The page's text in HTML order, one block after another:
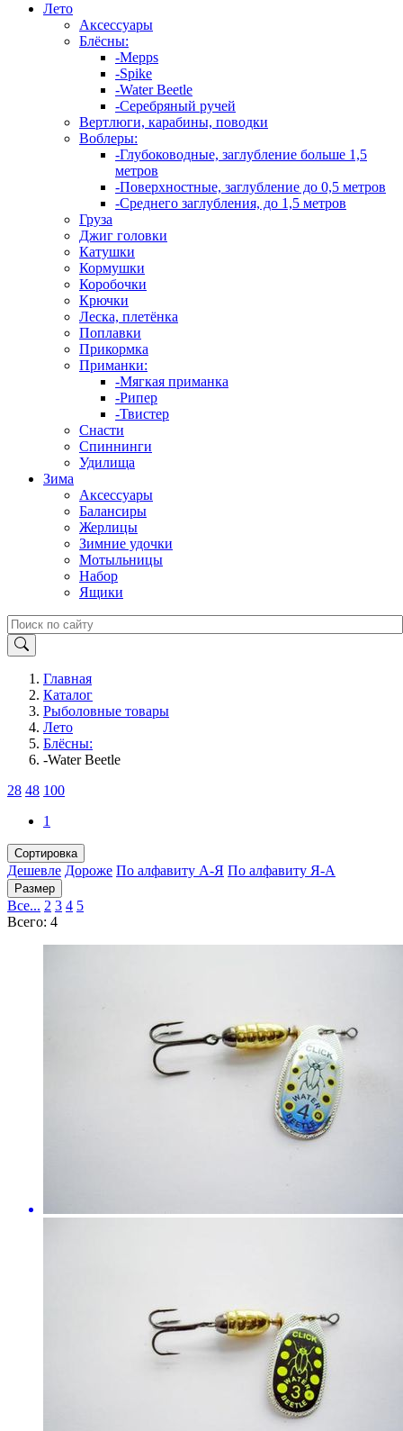
Лето
Аксессуары
Блёсны:
-Mepps
-Spike
-Water Beetle
-Серебряный ручей
Вертлюги, карабины, поводки
Воблеры:
-Глубоководные, заглубление больше 1,5
метров
-Поверхностные, заглубление до 0,5 метров
-Среднего заглубления, до 1,5 метров
Груза
Джиг головки
Катушки
Кормушки
Коробочки
Крючки
Леска, плетёнка
Поплавки
Прикормка
Приманки:
-Мягкая приманка
-Рипер
-Твистер
Снасти
Спиннинги
Удилища
Зима
Аксессуары
Балансиры
Жерлицы
Зимние удочки
Мотыльницы
Набор
Ящики
Главная
Каталог
Рыболовные товары
Лето
Блёсны:
-Water Beetle
28 48 100
1
Сортировка
Дешевле Дороже По алфавиту А-Я По алфавиту Я-А
Размер
Все... 2 3 4 5
Всего: 4